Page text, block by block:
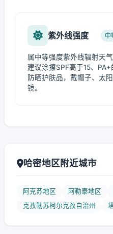
紫外线强度 中
属中等强度紫外线辐射天气
建议涂擦SPF高于15、PA+
防晒护肤品，戴帽子、太阳
镜。
哈密地区附近城市
阿克苏地区 阿勒泰地区
克孜勒苏柯尔克孜自治州